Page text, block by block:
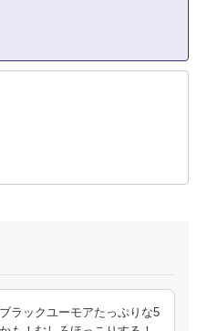
ラックユーモアたっぷりな5